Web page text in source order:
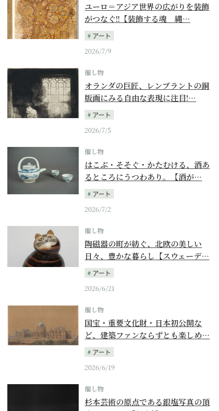
ユーロ＝アジア世界の広がりを装飾
がつなぐ!!【装飾する魂 縄…
アート
2026/7/9
催し物
オランダの巨匠、レンブラントの銅
版画にみる自由な表現に注目!…
アート
2026/7/5
催し物
はこぶ・そそぐ・かたむける、酒あ
るところにうつわあり。【酒が…
アート
2026/7/2
催し物
陶磁器の町が紡ぐ、北欧の美しい
日々、豊かな暮らし【スウェーデ…
アート
2026/6/21
催し物
国宝・重要文化財・日本初公開な
ど、建築ファンならずとも楽しめ…
アート
2026/6/19
催し物
杉本芸術の原点である銀塩写真の頂